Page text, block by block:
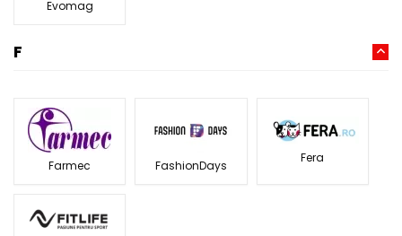
Evomag
F
Farmec FashionDays
Fera